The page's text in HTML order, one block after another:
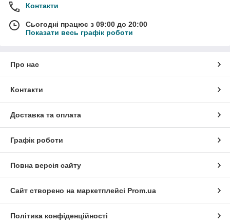
Контакти
Сьогодні працює з 09:00 до 20:00
Показати весь графік роботи
Про нас
Контакти
Доставка та оплата
Графік роботи
Повна версія сайту
Сайт створено на маркетплейсі Prom.ua
Політика конфіденційності